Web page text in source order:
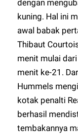
dengan
kuning. Hal ini
awal babak
Thibaut
menit mulai
menit ke-21.
Hummels
kotak penalti
berhasil
tembakannya